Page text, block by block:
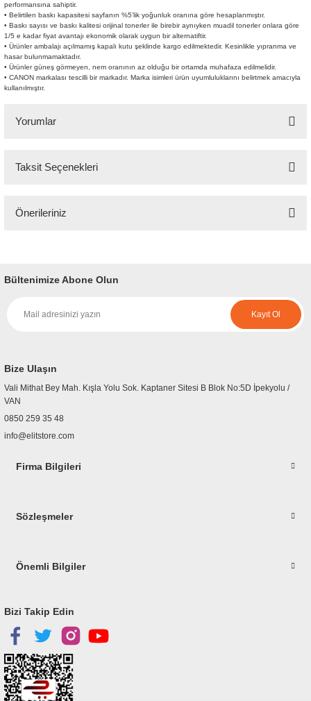
performansına sahiptir.
• Belirtilen baskı kapasitesi sayfanın %5’lik yoğunluk oranına göre hesaplanmıştır.
• Baskı sayısı ve baskı kalitesi orijinal tonerler ile birebir aynıyken muadil tonerler onlara göre
1/5 e kadar fiyat avantajı ekonomik olarak uygun bir alternatiftir.
• Ürünler ambalajı açılmamış kapalı kutu şeklinde kargo edilmektedir. Kesinlikle yıpranma ve
hasar bulunmamaktadır.
• Ürünler güneş görmeyen, nem oranının az olduğu bir ortamda muhafaza edilmelidir.
• CANON markalası tescilli bir markadır. Marka isimleri ürün uyumluluklarını belirtmek amacıyla
kullanılmıştır.
Yorumlar
Taksit Seçenekleri
Önerileriniz
Görüş ve önerileriniz için teşekkür ederiz.
Ürün resmi kalitesiz, bozuk veya görüntülenemiyor.
Bültenimize Abone Olun
Kayıt Ol
Bize Ulaşın
Vali Mithat Bey Mah. Kışla Yolu Sok. Kaptaner Sitesi B Blok No:5D İpekyolu /
VAN
0850 259 35 48
info@elitstore.com
Firma Bilgileri
Sözleşmeler
Önemli Bilgiler
Bizi Takip Edin